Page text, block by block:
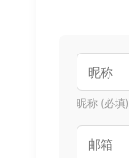
昵称 (必填)